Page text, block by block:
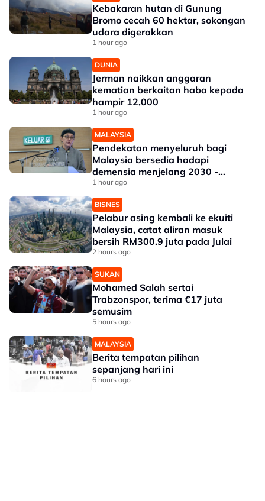
Kebakaran hutan di Gunung
Bromo cecah 60 hektar, sokongan
udara digerakkan
1 hour ago
DUNIA
Jerman naikkan anggaran
kematian berkaitan haba kepada
hampir 12,000
1 hour ago
MALAYSIA
Pendekatan menyeluruh bagi
Malaysia bersedia hadapi
demensia menjelang 2030 -
Hanifah
1 hour ago
BISNES
Pelabur asing kembali ke ekuiti
Malaysia, catat aliran masuk
bersih RM300.9 juta pada Julai
2 hours ago
SUKAN
Mohamed Salah sertai
Trabzonspor, terima €17 juta
semusim
5 hours ago
MALAYSIA
Berita tempatan pilihan
sepanjang hari ini
6 hours ago